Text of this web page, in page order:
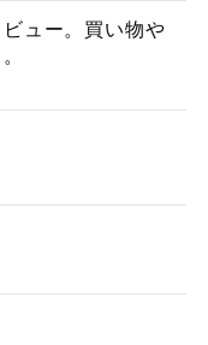
ュー。買い物や